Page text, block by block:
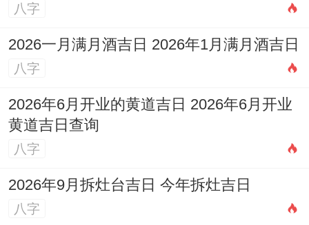
八字
2026一月满月酒吉日 2026年1月满月酒吉日
八字
2026年6月开业的黄道吉日 2026年6月开业
黄道吉日查询
八字
2026年9月拆灶台吉日 今年拆灶吉日
八字